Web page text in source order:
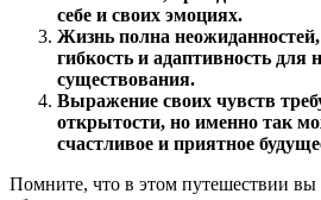
себе и своих эмоциях.
Жизнь полна
гибкость и адаптивность для
существования.
Выражение своих чувств
открытости, но именно так
счастливое и приятное
Помните, что в этом путешествии